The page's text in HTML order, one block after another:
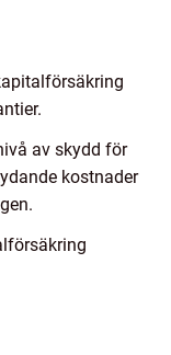
av skydd för
kostnader